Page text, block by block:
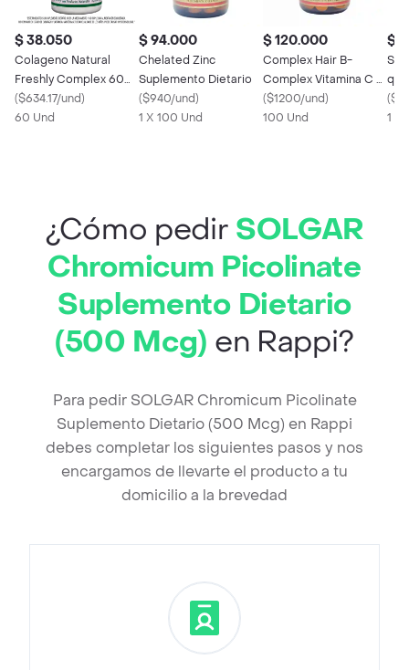
$ 38.050
Colageno Natural
Freshly Complex 60
Cápsulas
($634.17/und)
60 Und
$ 94.000
Chelated Zinc
Suplemento Dietario
($940/und)
1 X 100 Und
$ 120.000
Complex Hair B-
Complex Vitamina C X
100 Tabletas
($1200/und)
100 Und
$
(
1 X
¿Cómo pedir SOLGAR
Chromicum Picolinate
Suplemento Dietario
(500 Mcg) en Rappi?
Para pedir SOLGAR Chromicum Picolinate
Suplemento Dietario (500 Mcg) en Rappi
debes completar los siguientes pasos y nos
encargamos de llevarte el producto a tu
domicilio a la brevedad